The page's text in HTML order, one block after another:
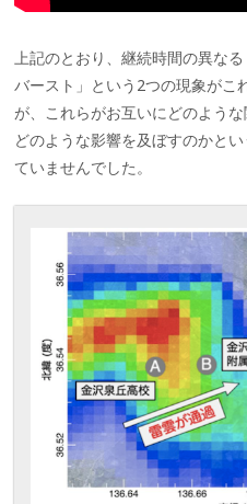
上記のとおり、継続時間の異な
バースト」という2つの現象がこ
が、これらがお互いにどのよう
どのような影響を及ぼすのかと
ていませんでした。